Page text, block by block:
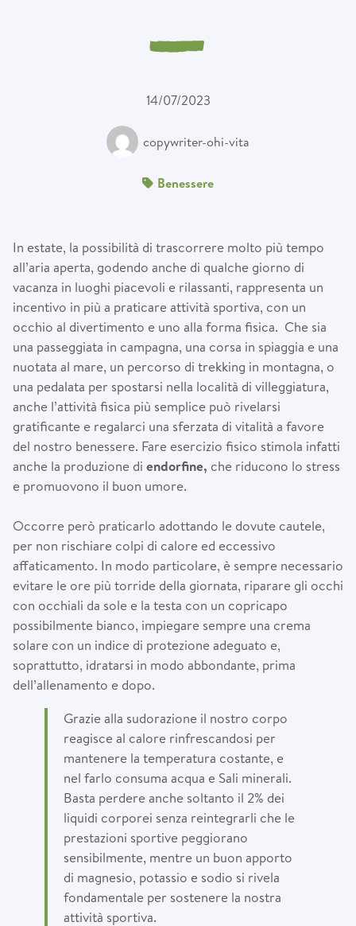
14/07/2023
copywriter-ohi-vita
Benessere
In estate, la possibilità di trascorrere molto più tempo
all’aria aperta, godendo anche di qualche giorno di
vacanza in luoghi piacevoli e rilassanti, rappresenta un
incentivo in più a praticare attività sportiva, con un
occhio al divertimento e uno alla forma fisica. Che sia
una passeggiata in campagna, una corsa in spiaggia e una
nuotata al mare, un percorso di trekking in montagna, o
una pedalata per spostarsi nella località di villeggiatura,
anche l’attività fisica più semplice può rivelarsi
gratificante e regalarci una sferzata di vitalità a favore
del nostro benessere. Fare esercizio fisico stimola infatti
anche la produzione di endorfine, che riducono lo stress
e promuovono il buon umore.
Occorre però praticarlo adottando le dovute cautele,
per non rischiare colpi di calore ed eccessivo
affaticamento. In modo particolare, è sempre necessario
evitare le ore più torride della giornata, riparare gli occhi
con occhiali da sole e la testa con un copricapo
possibilmente bianco, impiegare sempre una crema
solare con un indice di protezione adeguato e,
soprattutto, idratarsi in modo abbondante, prima
dell’allenamento e dopo.
Grazie alla sudorazione il nostro corpo
reagisce al calore rinfrescandosi per
mantenere la temperatura costante, e
nel farlo consuma acqua e Sali minerali.
Basta perdere anche soltanto il 2% dei
liquidi corporei senza reintegrarli che le
prestazioni sportive peggiorano
sensibilmente, mentre un buon apporto
di magnesio, potassio e sodio si rivela
fondamentale per sostenere la nostra
attività sportiva.